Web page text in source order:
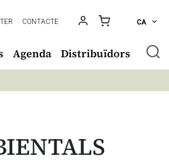
CONTACTE CA
Agenda Distribuïdors